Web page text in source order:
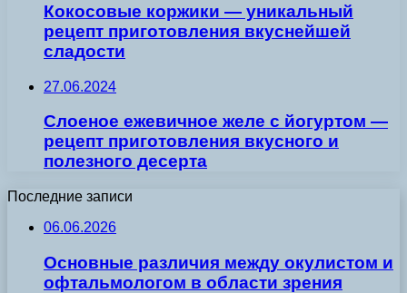
Кокосовые коржики — уникальный
рецепт приготовления вкуснейшей
сладости
27.06.2024
Слоеное ежевичное желе с йогуртом —
рецепт приготовления вкусного и
полезного десерта
Последние записи
06.06.2026
Основные различия между окулистом и
офтальмологом в области зрения